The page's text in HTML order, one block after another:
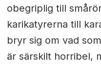
obegriplig till
karikatyrerna till
bryr sig om vad
är särskilt horribel,